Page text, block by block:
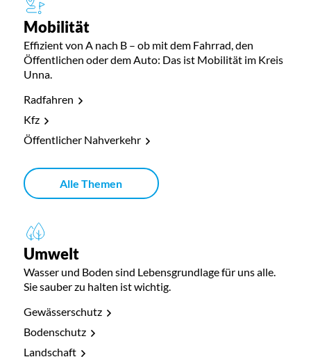
Mobilität
Effizient von A nach B – ob mit dem Fahrrad, den
Öffentlichen oder dem Auto: Das ist Mobilität im Kreis
Unna.
Radfahren
Kfz
Öffentlicher Nahverkehr
Alle Themen
Umwelt
Wasser und Boden sind Lebensgrundlage für uns alle.
Sie sauber zu halten ist wichtig.
Gewässerschutz
Bodenschutz
Landschaft